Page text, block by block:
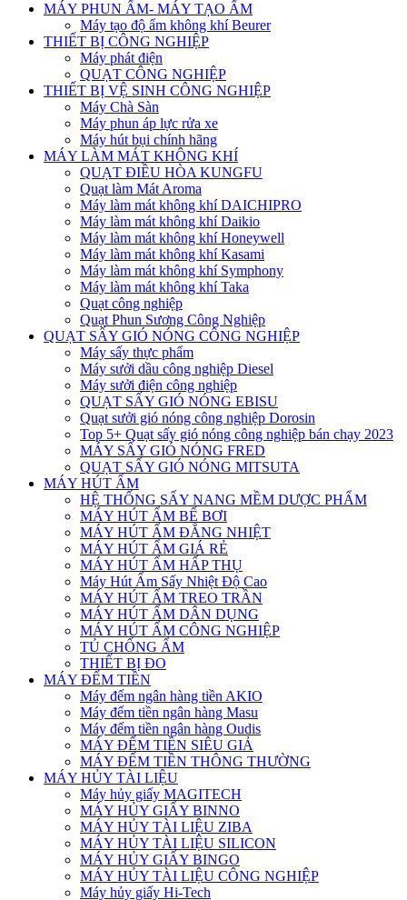
MÁY PHUN ẨM- MÁY TẠO ẨM
Máy tạo độ ẩm không khí Beurer
THIẾT BỊ CÔNG NGHIỆP
Máy phát điện
QUẠT CÔNG NGHIỆP
THIẾT BỊ VỆ SINH CÔNG NGHIỆP
Máy Chà Sàn
Máy phun áp lực rửa xe
Máy hút bụi chính hãng
MÁY LÀM MÁT KHÔNG KHÍ
QUẠT ĐIỀU HÒA KUNGFU
Quạt làm Mát Aroma
Máy làm mát không khí DAICHIPRO
Máy làm mát không khí Daikio
Máy làm mát không khí Honeywell
Máy làm mát không khí Kasami
Máy làm mát không khí Symphony
Máy làm mát không khí Taka
Quạt công nghiệp
Quạt Phun Sương Công Nghiệp
QUẠT SẤY GIÓ NÓNG CÔNG NGHIỆP
Máy sấy thực phẩm
Máy sưởi dầu công nghiệp Diesel
Máy sưởi điện công nghiệp
QUẠT SẤY GIÓ NÓNG EBISU
Quạt sưởi gió nóng công nghiệp Dorosin
Top 5+ Quạt sấy gió nóng công nghiệp bán chạy 2023
MÁY SẤY GIÓ NÓNG FRED
QUẠT SẤY GIÓ NÓNG MITSUTA
MÁY HÚT ẨM
HỆ THỐNG SẤY NANG MỀM DƯỢC PHẨM
MÁY HÚT ẨM BỂ BƠI
MÁY HÚT ẨM ĐẲNG NHIỆT
MÁY HÚT ẨM GIÁ RẺ
MÁY HÚT ẨM HẤP THỤ
Máy Hút Ẩm Sấy Nhiệt Độ Cao
MÁY HÚT ẨM TREO TRẦN
MÁY HÚT ẨM DÂN DỤNG
MÁY HÚT ẨM CÔNG NGHIỆP
TỦ CHỐNG ẨM
THIẾT BỊ ĐO
MÁY ĐẾM TIỀN
Máy đếm ngân hàng tiền AKIO
Máy đếm tiền ngân hàng Masu
Máy đếm tiền ngân hàng Oudis
MÁY ĐẾM TIỀN SIÊU GIẢ
MÁY ĐẾM TIỀN THÔNG THƯỜNG
MÁY HỦY TÀI LIỆU
Máy hủy giấy MAGITECH
MÁY HỦY GIẤY BINNO
MÁY HỦY TÀI LIỆU ZIBA
MÁY HỦY TÀI LIỆU SILICON
MÁY HỦY GIẤY BINGO
MÁY HỦY TÀI LIỆU CÔNG NGHIỆP
Máy hủy giấy Hi-Tech